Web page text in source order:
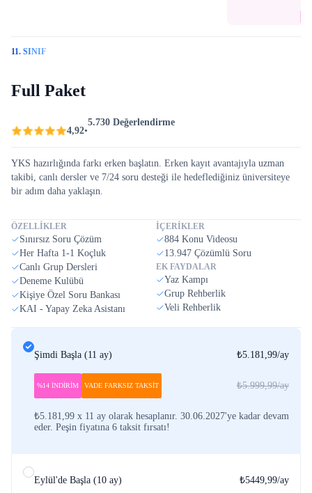
11. SINIF
Full Paket
4,92•
5.730 Değerlendirme
YKS hazırlığında farkı erken başlatın. Erken kayıt avantajıyla uzman
takibi, canlı dersler ve 7/24 soru desteği ile hedeflediğiniz üniversiteye
bir adım daha yaklaşın.
ÖZELLİKLER
Sınırsız Soru Çözüm
Her Hafta 1-1 Koçluk
Canlı Grup Dersleri
Deneme Kulübü
Kişiye Özel Soru Bankası
KAI - Yapay Zeka Asistanı
İÇERİKLER
884 Konu Videosu
13.947 Çözümlü Soru
EK FAYDALAR
Yaz Kampı
Grup Rehberlik
Veli Rehberlik
Şimdi Başla (11 ay) ₺5.181,99/ay
%14 İNDİRİM VADE FARKSIZ TAKSİT ₺5.999,99/ay
₺5.181,99 x 11 ay olarak hesaplanır. 30.06.2027'ye kadar devam
eder. Peşin fiyatına 6 taksit fırsatı!
Eylül'de Başla (10 ay) ₺5449,99/ay